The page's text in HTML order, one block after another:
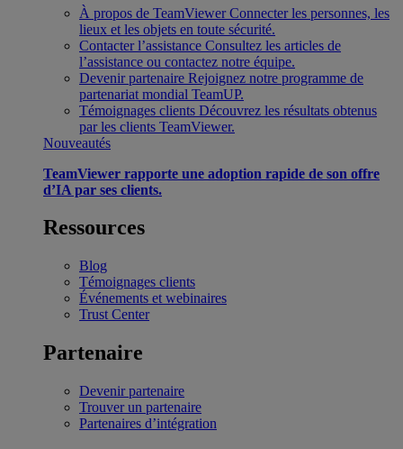
À propos de TeamViewer Connecter les personnes, les
lieux et les objets en toute sécurité.
Contacter l’assistance Consultez les articles de
l’assistance ou contactez notre équipe.
Devenir partenaire Rejoignez notre programme de
partenariat mondial TeamUP.
Témoignages clients Découvrez les résultats obtenus
par les clients TeamViewer.
Nouveautés
TeamViewer rapporte une adoption rapide de son offre
d’IA par ses clients.
Ressources
Blog
Témoignages clients
Événements et webinaires
Trust Center
Partenaire
Devenir partenaire
Trouver un partenaire
Partenaires d’intégration